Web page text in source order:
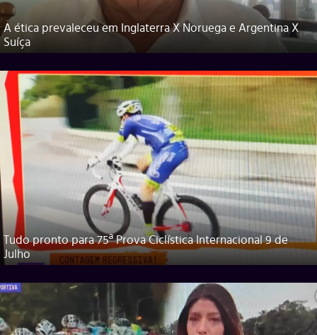
A ética prevaleceu em Inglaterra X Noruega e Argentina X
Suíça
Tudo pronto para 75ª Prova Ciclística Internacional 9 de
Julho